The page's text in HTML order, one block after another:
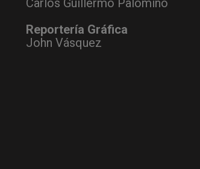
Carlos Guillermo Palomino
Reportería Gráfica
John Vásquez